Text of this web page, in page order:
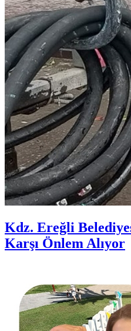
Kdz. Ereğli
Karşı Önlem Alıyor